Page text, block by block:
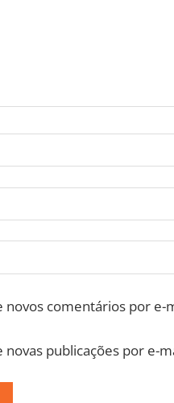
comentários por e-
publicações por e-